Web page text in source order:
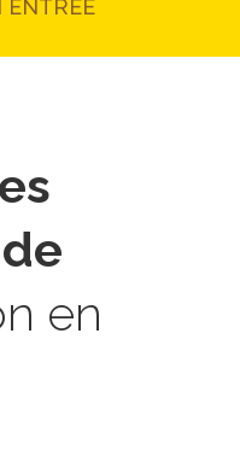
ENTRÉE
en